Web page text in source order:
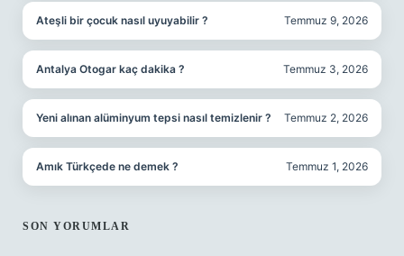
Ateşli bir çocuk nasıl uyuyabilir ? Temmuz 9, 2026
Antalya Otogar kaç dakika ? Temmuz 3, 2026
Yeni alınan alüminyum tepsi nasıl temizlenir ? Temmuz 2, 2026
Amık Türkçede ne demek ? Temmuz 1, 2026
SON YORUMLAR